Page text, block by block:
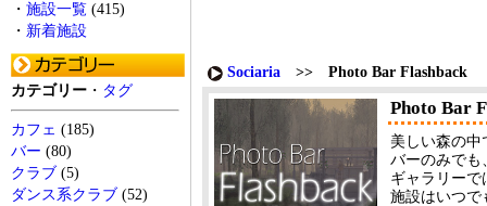
・ 施設一覧 (415)
・ 新着施設
カテゴリー ・ タグ
カフェ (185)
バー (80)
クラブ (5)
ダンス系クラブ (52)
Sociaria >> Photo Bar Flashback
Photo Bar
美しい森の中
バーのみでも
ギャラリーで
施設はいつで